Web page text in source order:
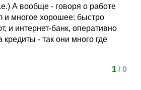
А вообще - говоря о работе
многое хорошее: быстро
и интернет-банк, оперативно
- так они много где
1/ 0